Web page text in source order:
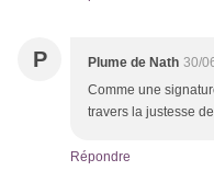
P Plume de Nath 30/
Comme une
travers la justesse
Répondre